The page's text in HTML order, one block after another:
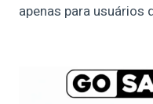
apenas para usuários